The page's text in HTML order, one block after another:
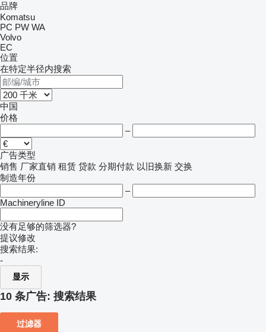
品牌
Komatsu
PC PW WA
Volvo
EC
位置
在特定半径内搜索
中国
价格
–
广告类型
销售 厂家直销 租赁 贷款 分期付款 以旧换新 交换
制造年份
–
Machineryline ID
没有足够的筛选器?
提议修改
搜索结果:
-
显示
10 条广告: 搜索结果
过滤器